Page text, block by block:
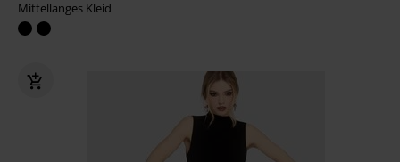
Mittellanges Kleid